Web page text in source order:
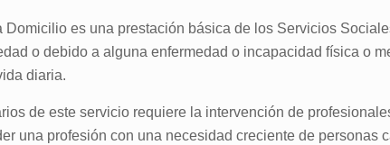
Domicilio es una prestación básica de los Servicios
o debido a alguna enfermedad o incapacidad física o
diaria.
de este servicio requiere la intervención de
una profesión con una necesidad creciente de